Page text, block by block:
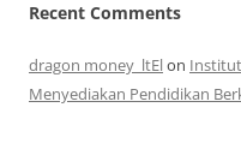
Recent Comments
dragon money_ltElon
Menyediakan Pendidikan